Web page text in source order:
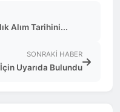
Alım Tarihini...
SONRAKI HABER
Uyarıda Bulundu